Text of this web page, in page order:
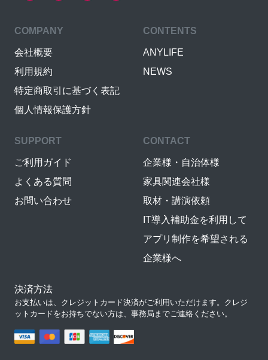
COMPANY
会社概要
利用規約
特定商取引に基づく表記
個人情報保護方針
CONTENTS
ANYLIFE
NEWS
SUPPORT
ご利用ガイド
よくある質問
お問い合わせ
CONTACT
企業様・自治体様
家具関連会社様
取材・講演依頼
IT導入補助金を利用して
アプリ制作を希望される
企業様へ
決済方法
お支払いは、クレジットカード決済がご利用いただけます。クレジ
ットカードをお持ちでない方は、事務局までご連絡ください。